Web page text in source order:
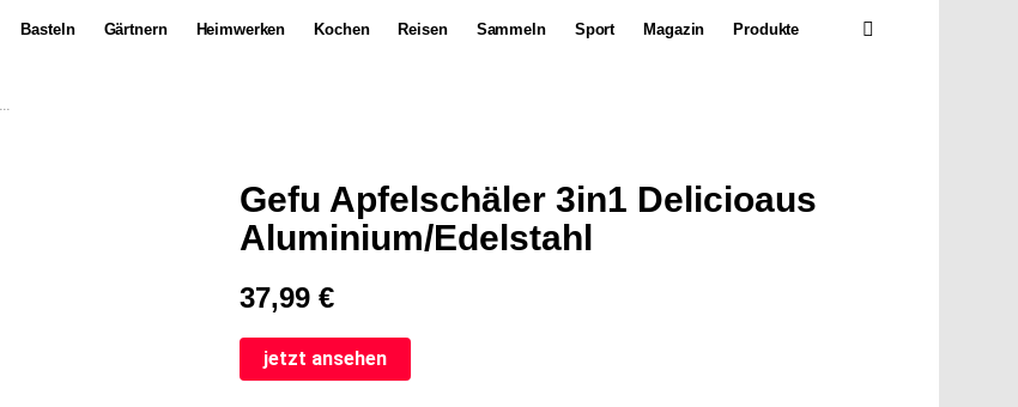
Basteln Gärtnern Heimwerken Kochen Reisen Sammeln Sport Magazin Produkte
Gefu Apfelschäler 3in1 Delicioaus
Aluminium/Edelstahl
37,99€
jetzt ansehen